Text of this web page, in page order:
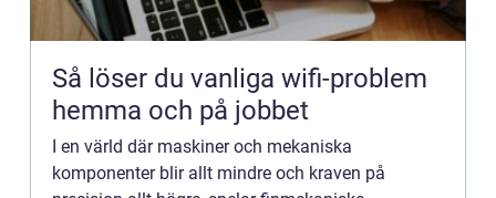
Så löser du vanliga wifi-problem
hemma och på jobbet
I en värld där maskiner och mekaniska
komponenter blir allt mindre och kraven på